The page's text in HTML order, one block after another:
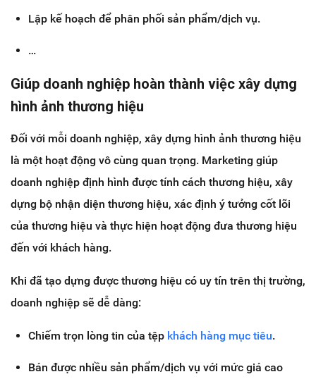
Lập kế hoạch để phân phối sản phẩm/dịch vụ.
…
Giúp doanh nghiệp hoàn thành việc xây dựng
hình ảnh thương hiệu
Đối với mỗi doanh nghiệp, xây dựng hình ảnh thương hiệu
là một hoạt động vô cùng quan trọng. Marketing giúp
doanh nghiệp định hình được tính cách thương hiệu, xây
dựng bộ nhận diện thương hiệu, xác định ý tưởng cốt lõi
của thương hiệu và thực hiện hoạt động đưa thương hiệu
đến với khách hàng.
Khi đã tạo dựng được thương hiệu có uy tín trên thị trường,
doanh nghiệp sẽ dễ dàng:
Chiếm trọn lòng tin của tệp khách hàng mục tiêu.
Bán được nhiều sản phẩm/dịch vụ với mức giá cao